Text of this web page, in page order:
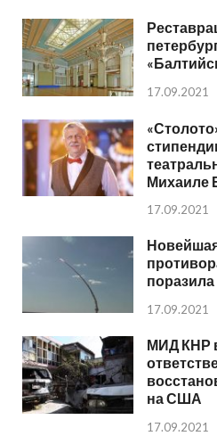
17.09.2021
Михаиле
17.09.2021
17.09.2021
МИД КНР
на США
17.09.2021